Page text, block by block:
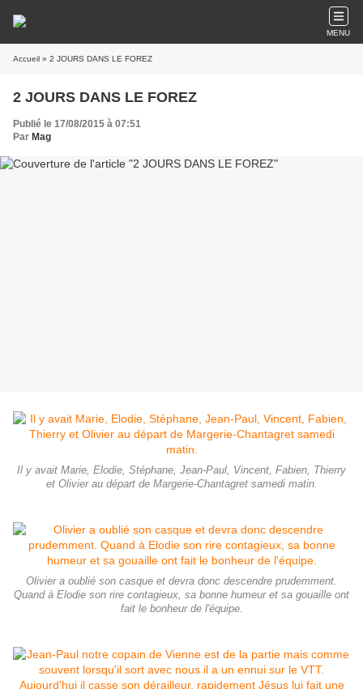
MENU
Accueil » 2 JOURS DANS LE FOREZ
2 JOURS DANS LE FOREZ
Publié le 17/08/2015 à 07:51
Par Mag
Il y avait Marie, Elodie, Stéphane, Jean-Paul, Vincent, Fabien, Thierry
et Olivier au départ de Margerie-Chantagret samedi matin.
Olivier a oublié son casque et devra donc descendre prudemment.
Quand à Elodie son rire contagieux, sa bonne humeur et sa gouaille ont
fait le bonheur de l'équipe.